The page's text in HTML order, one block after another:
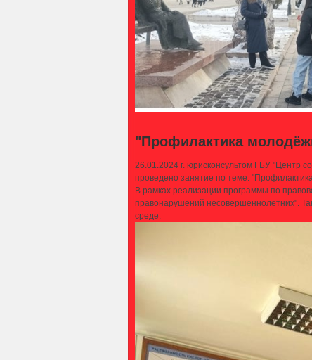
"Профилактика
26.01.2024 г. юрисконсультом ГБУ "Центр
проведено занятие по теме:
В рамках реализации программы по
правонарушений несовершеннолетних".
среде.